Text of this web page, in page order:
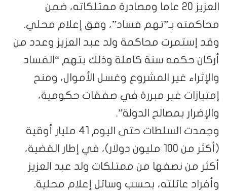
العزيز 20 عاما ومصادرة ممتلكاته، ضمن
محاكمته بـ”تهم فساد”، وفق إعلام محلي.
وقد إستمرت محاكمة ولد عبد العزيز وعدد من
أركان حكمه سنة كاملة وذلك بتهم “الفساد
والإثراء غير المشروع وغسل الأموال، ومنح
إمتيازات غير مبررة في صفقات حكومية،
والإضرار بمصالح الدولة”.
وجمدت السلطات حتى اليوم 41 مليار أوقية
(أكثر من 100 مليون دولار)، في إطار القضية،
أكثر من نصفها من ممتلكات ولد عبد العزيز
وأفراد عائلته، بحسب وسائل إعلام محلية.